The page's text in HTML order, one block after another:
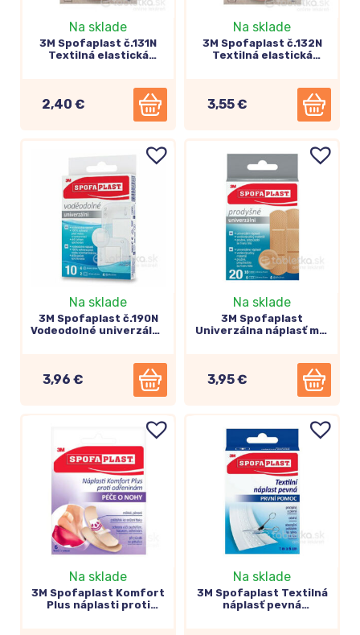
Na sklade
3M Spofaplast č.131N
Textilná elastická
2,40 €
Na sklade
3M Spofaplast č.132N
Textilná elastická
3,55 €
Na sklade
3M Spofaplast č.190N
Vodeodolné univerzálne
3,96 €
Na sklade
3M Spofaplast
Univerzálna náplasť mix
3,95 €
Na sklade
3M Spofaplast Komfort
Plus náplasti proti
Na sklade
3M Spofaplast Textilná
náplasť pevná